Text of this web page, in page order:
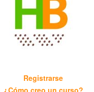
Registrarse